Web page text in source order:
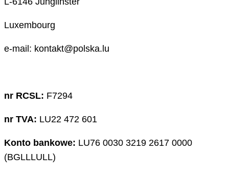
Luxembourg
e-mail: kontakt@polska.lu
nr RCSL: F7294
nr TVA: LU22 472 601
Konto bankowe: LU76 0030 3219 2617 0000
(BGLLLULL)